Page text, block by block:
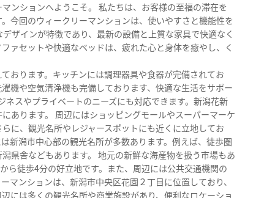
ンションへようこそ。 私たちは、お客様の至福の滞在を
今回のウィークリーマンションは、使いやすさと機能性を
ザインが特徴であり、最新の設備と上質な家具で快適なく
ァセットや快適なベッドは、疲れた心と身体を癒やし、く
おります。キッチンには調理器具や食器が完備されてお
機や空気清浄機も完備しております、快適な生活をサポー
ネスやプライベートのニーズにも対応できます。新潟花新
あります。 周辺にはショッピングモールやスーパーマーケ
に、観光名所やレジャースポットにも近くに立地してお
新潟市中心部の観光名所が多数あります。例えば、徒歩圏
県舎などもあります。 地元の新鮮な海産物を扱う市場もあ
ら徒歩4分の好立地です。また、周辺には公共交通機関の
マンションは、新潟市中央区花園２丁目に位置しており、
には多くの観光名所や商業施設があり、便利なロケーショ